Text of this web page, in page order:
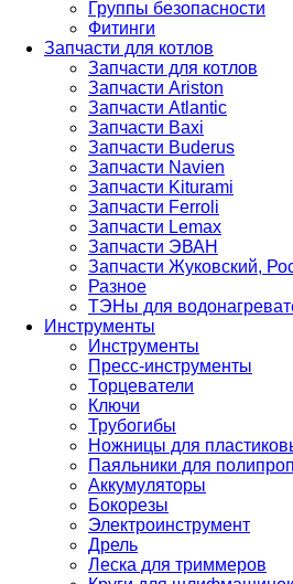
Группы безопасности
Фитинги
Запчасти для котлов
Запчасти для котлов
Запчасти Ariston
Запчасти Atlantic
Запчасти Baxi
Запчасти Buderus
Запчасти Navien
Запчасти Kiturami
Запчасти Ferroli
Запчасти Lemax
Запчасти ЭВАН
Запчасти Жуковский,
Разное
ТЭНы для
Инструменты
Инструменты
Пресс-инструменты
Торцеватели
Ключи
Трубогибы
Ножницы для
Паяльники для
Аккумуляторы
Бокорезы
Электроинструмент
Дрель
Леска для триммеров